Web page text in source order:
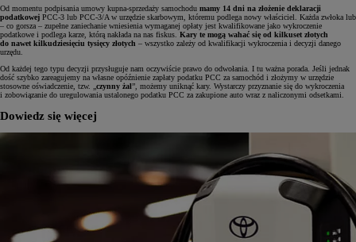
Od momentu podpisania umowy kupna-sprzedaży samochodu mamy 14 dni na złożenie deklaracji
podatkowej PCC-3 lub PCC-3/A w urzędzie skarbowym, któremu podlega nowy właściciel. Każda zwłoka lub
– co gorsza – zupełne zaniechanie wniesienia wymaganej opłaty jest kwalifikowane jako wykroczenie
podatkowe i podlega karze, którą nakłada na nas fiskus. Kary te mogą wahać się od kilkuset złotych
do nawet kilkudziesięciu tysięcy złotych – wszystko zależy od kwalifikacji wykroczenia i decyzji danego
urzędu.
Od każdej tego typu decyzji przysługuje nam oczywiście prawo do odwołania. I tu ważna porada. Jeśli jednak
dość szybko zareagujemy na własne opóźnienie zapłaty podatku PCC za samochód i złożymy w urzędzie
stosowne oświadczenie, tzw. „czynny żal”, możemy uniknąć kary. Wystarczy przyznanie się do wykroczenia
i zobowiązanie do uregulowania ustalonego podatku PCC za zakupione auto wraz z naliczonymi odsetkami.
Dowiedz się więcej